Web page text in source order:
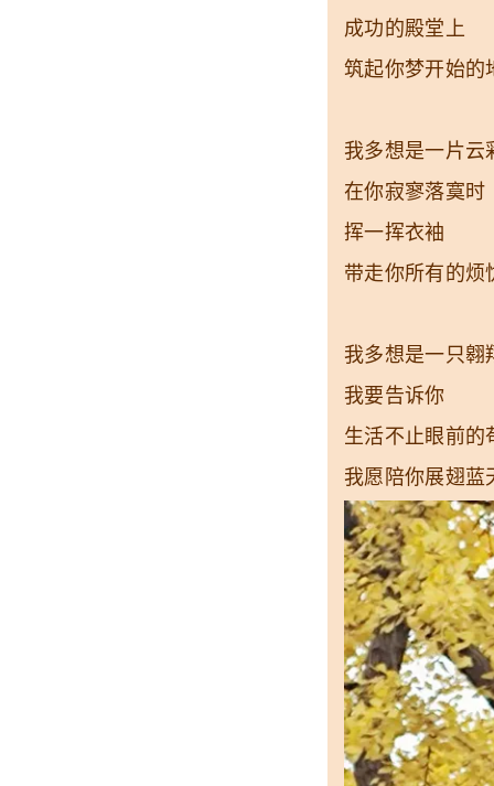
成功的殿堂上
筑起你梦开始的
我多想是一片云
在你寂寥落寞时
挥一挥衣袖
带走你所有的烦
我多想是一只翱
我要告诉你
生活不止眼前的
我愿陪你展翅蓝